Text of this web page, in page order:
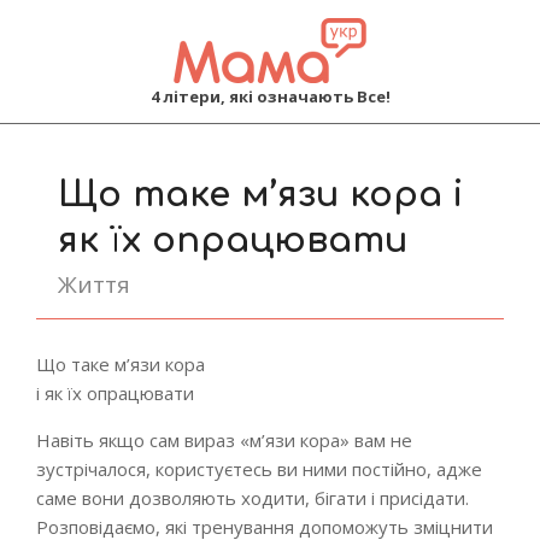
4 літери, які означають Все!
Що таке м’язи кора і
як їх опрацювати
Життя
Що таке м’язи кора
і як їх опрацювати
Навіть якщо сам вираз «м’язи кора» вам не
зустрічалося, користуєтесь ви ними постійно, адже
саме вони дозволяють ходити, бігати і присідати.
Розповідаємо, які тренування допоможуть зміцнити